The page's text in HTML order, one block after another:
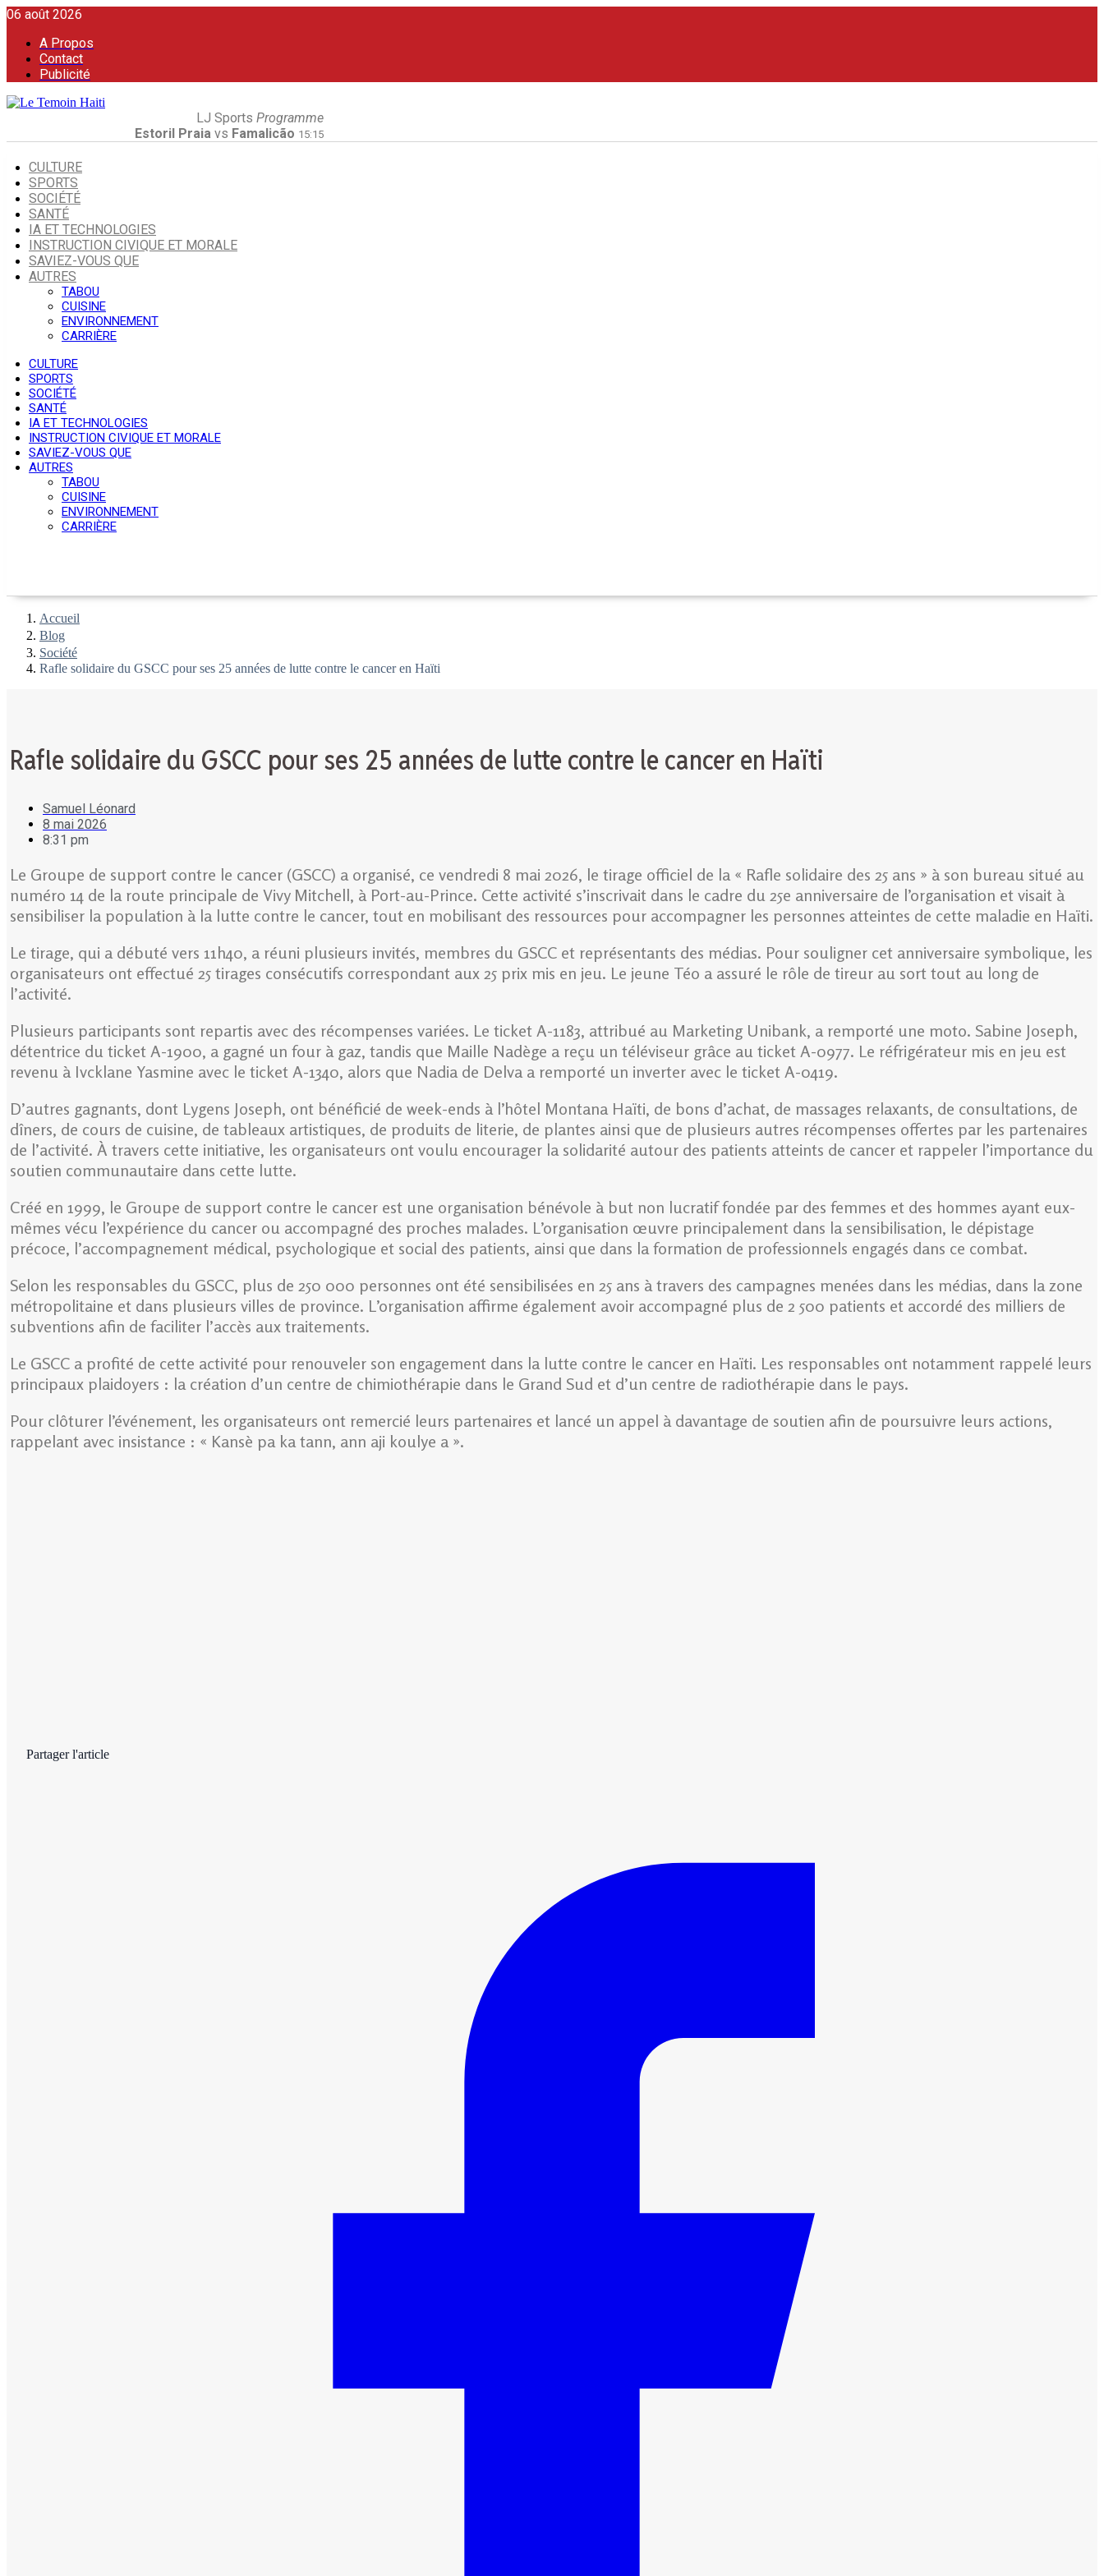
06 août 2026
A Propos
Contact
Publicité
LJ Sports Programme
Estoril Praia vs Famalicão 15:15
CULTURE
SPORTS
SOCIÉTÉ
SANTÉ
IA ET TECHNOLOGIES
INSTRUCTION CIVIQUE ET MORALE
SAVIEZ-VOUS QUE
AUTRES
TABOU
CUISINE
ENVIRONNEMENT
CARRIÈRE
CULTURE
SPORTS
SOCIÉTÉ
SANTÉ
IA ET TECHNOLOGIES
INSTRUCTION CIVIQUE ET MORALE
SAVIEZ-VOUS QUE
AUTRES
TABOU
CUISINE
ENVIRONNEMENT
CARRIÈRE
Accueil
Blog
Société
Rafle solidaire du GSCC pour ses 25 années de lutte contre le cancer en Haïti
Rafle solidaire du GSCC pour ses 25 années de lutte contre le cancer en Haïti
Samuel Léonard
8 mai 2026
8:31 pm
Le Groupe de support contre le cancer (GSCC) a organisé, ce vendredi 8 mai 2026, le tirage officiel de la « Rafle solidaire des 25 ans » à son bureau situé au
numéro 14 de la route principale de Vivy Mitchell, à Port-au-Prince. Cette activité s’inscrivait dans le cadre du 25e anniversaire de l’organisation et visait à
sensibiliser la population à la lutte contre le cancer, tout en mobilisant des ressources pour accompagner les personnes atteintes de cette maladie en Haïti.
Le tirage, qui a débuté vers 11h40, a réuni plusieurs invités, membres du GSCC et représentants des médias. Pour souligner cet anniversaire symbolique, les
organisateurs ont effectué 25 tirages consécutifs correspondant aux 25 prix mis en jeu. Le jeune Téo a assuré le rôle de tireur au sort tout au long de
l’activité.
Plusieurs participants sont repartis avec des récompenses variées. Le ticket A-1183, attribué au Marketing Unibank, a remporté une moto. Sabine Joseph,
détentrice du ticket A-1900, a gagné un four à gaz, tandis que Maille Nadège a reçu un téléviseur grâce au ticket A-0977. Le réfrigérateur mis en jeu est
revenu à Ivcklane Yasmine avec le ticket A-1340, alors que Nadia de Delva a remporté un inverter avec le ticket A-0419.
D’autres gagnants, dont Lygens Joseph, ont bénéficié de week-ends à l’hôtel Montana Haïti, de bons d’achat, de massages relaxants, de consultations, de
dîners, de cours de cuisine, de tableaux artistiques, de produits de literie, de plantes ainsi que de plusieurs autres récompenses offertes par les partenaires
de l’activité. À travers cette initiative, les organisateurs ont voulu encourager la solidarité autour des patients atteints de cancer et rappeler l’importance du
soutien communautaire dans cette lutte.
Créé en 1999, le Groupe de support contre le cancer est une organisation bénévole à but non lucratif fondée par des femmes et des hommes ayant eux-
mêmes vécu l’expérience du cancer ou accompagné des proches malades. L’organisation œuvre principalement dans la sensibilisation, le dépistage
précoce, l’accompagnement médical, psychologique et social des patients, ainsi que dans la formation de professionnels engagés dans ce combat.
Selon les responsables du GSCC, plus de 250 000 personnes ont été sensibilisées en 25 ans à travers des campagnes menées dans les médias, dans la zone
métropolitaine et dans plusieurs villes de province. L’organisation affirme également avoir accompagné plus de 2 500 patients et accordé des milliers de
subventions afin de faciliter l’accès aux traitements.
Le GSCC a profité de cette activité pour renouveler son engagement dans la lutte contre le cancer en Haïti. Les responsables ont notamment rappelé leurs
principaux plaidoyers : la création d’un centre de chimiothérapie dans le Grand Sud et d’un centre de radiothérapie dans le pays.
Pour clôturer l’événement, les organisateurs ont remercié leurs partenaires et lancé un appel à davantage de soutien afin de poursuivre leurs actions,
rappelant avec insistance : « Kansè pa ka tann, ann aji koulye a ».
Partager l'article